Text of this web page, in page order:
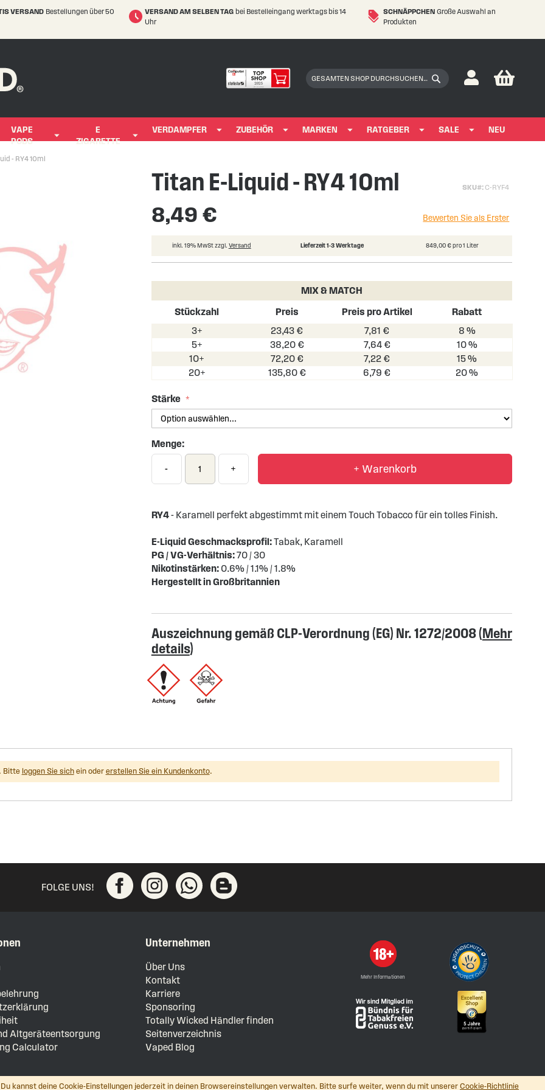
VERSAND Bestellungen über 50
VERSAND AM SELBEN TAG bei Bestelleingang werktags bis 14
Uhr
SCHNÄPPCHEN Große Auswahl an
Produkten
kannst deine Cookie-Einstellungen jederzeit in deinen Browsereinstellungen verwalten. Bitte surfe weiter, wenn du mit unserer Cookie-Richtlinie
Suchen
My
VAPE
PODS
E
ZIGARETTE
VERDAMPFER ZUBEHÖR MARKEN RATGEBER SALE NEU
- RY4 10ml
Titan E-Liquid - RY4 10ml SKU C-RYF4
8,49 € Bewerten Sie als Erster
inkl. 19% MwSt zzgl. Versand Lieferzeit 1-3 Werktage 849,00 € pro 1 Liter
MIX & MATCH
Stückzahl Preis Preis pro Artikel
Rabatt
3+
23,43 € 7,81 €
8 %
5+
38,20 € 7,64 €
10 %
10+
72,20 € 7,22 €
15 %
20+
135,80 € 6,79 € 20 %
Stärke
Menge:
- + + Warenkorb
RY4- Karamell perfekt abgestimmt mit einem Touch Tobacco für ein tolles Finish.
E-Liquid Geschmacksprofil:Tabak, Karamell
PG / VG-Verhältnis:70 / 30
Nikotinstärken:0.6% / 1.1% / 1.8%
Hergestellt in Großbritannien
Auszeichnung gemäß CLP-Verordnung (EG) Nr. 1272/2008 (Mehr
details)
Bitte loggen Sie sichein oder erstellen Sie ein Kundenkonto.
FOLGE UNS!
Altgeräteentsorgung
Calculator
Unternehmen
Über Uns
Kontakt
Karriere
Sponsoring
Totally Wicked Händler finden
Seitenverzeichnis
Vaped Blog
Mehr Informationen